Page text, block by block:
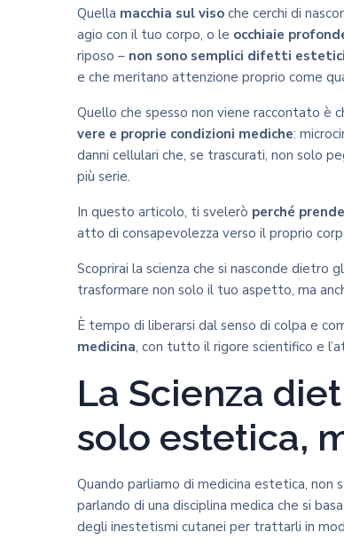
Quella macchia sul viso che cerchi di
agio con il tuo corpo, o le occhiaie
riposo – non sono semplici difetti estetici
e che meritano attenzione proprio come
Quello che spesso non viene raccontato è
vere e proprie condizioni mediche:
danni cellulari che, se trascurati, non solo
più serie.
In questo articolo, ti svelerò perché
atto di consapevolezza verso il proprio
Scoprirai la scienza che si nasconde dietro
trasformare non solo il tuo aspetto, ma
È tempo di liberarsi dal senso di colpa e
medicina, con tutto il rigore scientifico e
La Scienza
solo estetica,
Quando parliamo di medicina estetica, non
parlando di una disciplina medica che si
degli inestetismi cutanei per trattarli in